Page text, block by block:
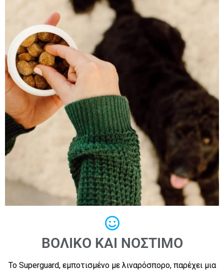
ΒΟΛΙΚΌ ΚΑΙ ΝΌΣΤΙΜΟ
Το Superguard, εμποτισμένο με λιναρόσπορο, παρέχει μια